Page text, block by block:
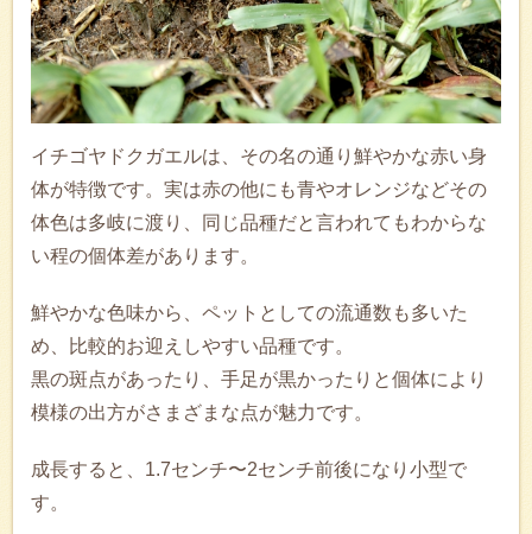
イチゴヤドクガエルは、その名の通り鮮やかな赤い身
体が特徴です。実は赤の他にも青やオレンジなどその
体色は多岐に渡り、同じ品種だと言われてもわからな
い程の個体差があります。
鮮やかな色味から、ペットとしての流通数も多いた
め、比較的お迎えしやすい品種です。
黒の斑点があったり、手足が黒かったりと個体により
模様の出方がさまざまな点が魅力です。
成長すると、1.7センチ〜2センチ前後になり小型で
す。